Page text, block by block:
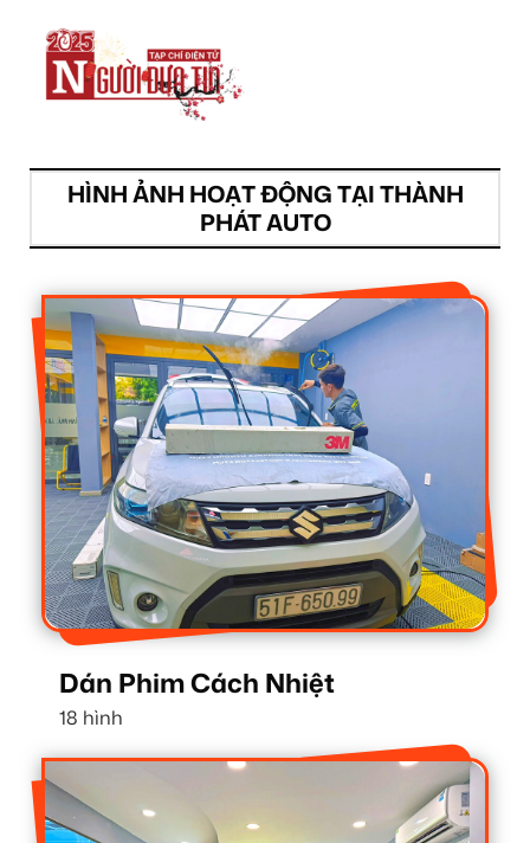
HÌNH ẢNH HOẠT ĐỘNG TẠI THÀNH
PHÁT AUTO
Dán Phim Cách Nhiệt
18 hình